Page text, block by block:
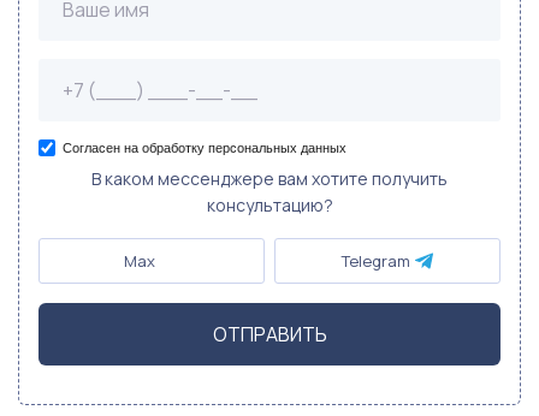
Согласен на обработку персональных данных
В каком мессенджере вам хотите получить
консультацию?
Max Telegram
ОТПРАВИТЬ